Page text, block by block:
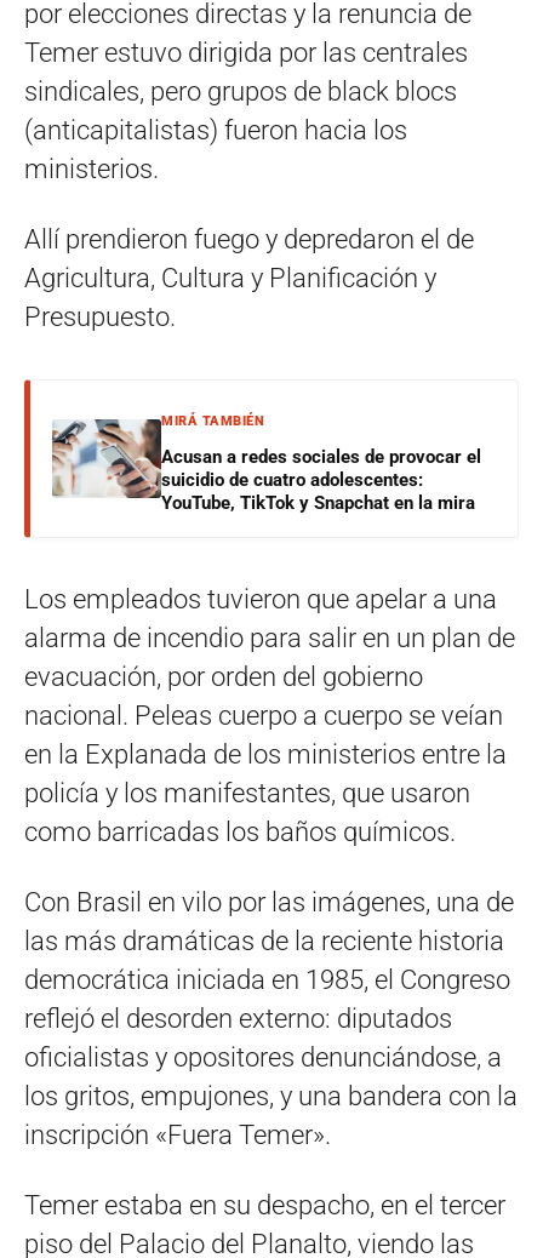
por elecciones directas y la renuncia de
Temer estuvo dirigida por las centrales
sindicales, pero grupos de black blocs
(anticapitalistas) fueron hacia los
ministerios.
Allí prendieron fuego y depredaron el de
Agricultura, Cultura y Planificación y
Presupuesto.
MIRÁ TAMBIÉN
Acusan a redes sociales de provocar el
suicidio de cuatro adolescentes:
YouTube, TikTok y Snapchat en la mira
Los empleados tuvieron que apelar a una
alarma de incendio para salir en un plan de
evacuación, por orden del gobierno
nacional. Peleas cuerpo a cuerpo se veían
en la Explanada de los ministerios entre la
policía y los manifestantes, que usaron
como barricadas los baños químicos.
Con Brasil en vilo por las imágenes, una de
las más dramáticas de la reciente historia
democrática iniciada en 1985, el Congreso
reflejó el desorden externo: diputados
oficialistas y opositores denunciándose, a
los gritos, empujones, y una bandera con la
inscripción «Fuera Temer».
Temer estaba en su despacho, en el tercer
piso del Palacio del Planalto, viendo las